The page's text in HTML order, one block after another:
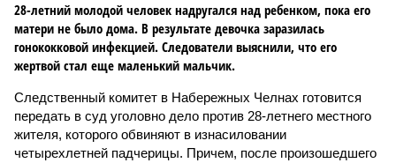
28-летний молодой человек надругался над ребенком, пока его
матери не было дома. В результате девочка заразилась
гонококковой инфекцией. Следователи выяснили, что его
жертвой стал еще маленький мальчик.
Следственный комитет в Набережных Челнах готовится
передать в суд уголовно дело против 28-летнего местного
жителя, которого обвиняют в изнасиловании
четырехлетней падчерицы. Причем, после произошедшего